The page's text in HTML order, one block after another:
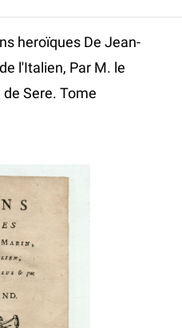
heroїques De Jean-
l'Italien, Par M. le
Sere. Tome